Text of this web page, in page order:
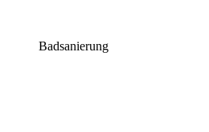
Badsanierung